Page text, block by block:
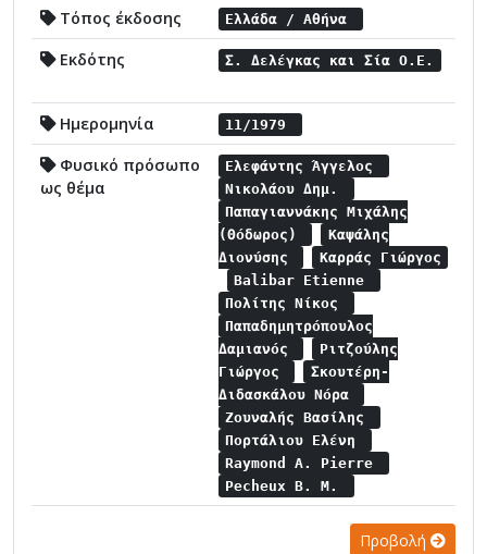
Τόπος έκδοσης Ελλάδα / Αθήνα
Εκδότης Σ. Δελέγκας και Σία Ο.Ε.
Ημερομηνία 11/1979
Φυσικό πρόσωπο
ως θέμα
Ελεφάντης Άγγελος
Νικολάου Δημ.
Παπαγιαννάκης Μιχάλης
(Θόδωρος)
Καψάλης
Διονύσης
Καρράς Γιώργος
Balibar Etienne
Πολίτης Νίκος
Παπαδημητρόπουλος
Δαμιανός
Ριτζούλης
Γιώργος
Σκουτέρη-
Διδασκάλου Νόρα
Ζουναλής Βασίλης
Πορτάλιου Ελένη
Raymond A. Pierre
Pecheux B. M.
Προβολή